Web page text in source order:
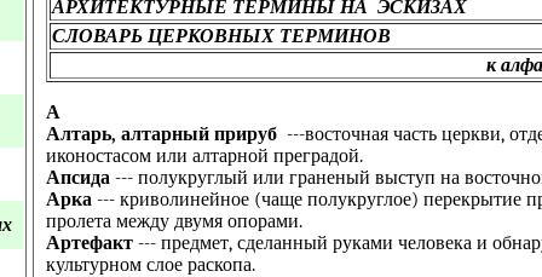
АРХИТЕКТУРНЫЕ ТЕРМИНЫ НА ЭСКИЗАХ
СЛОВАРЬ ЦЕРКОВНЫХ ТЕРМИНОВ
к
А
Алтарь, алтарный прируб ---восточная часть церкви,
иконостасом или алтарной преградой.
Апсида --- полукруглый или граненый выступ на
Арка--- криволинейное (чаще полукруглое) перекрытие
пролета между двумя опорами.
Артефакт--- предмет, сделанный руками человека и
культурном слое раскопа.